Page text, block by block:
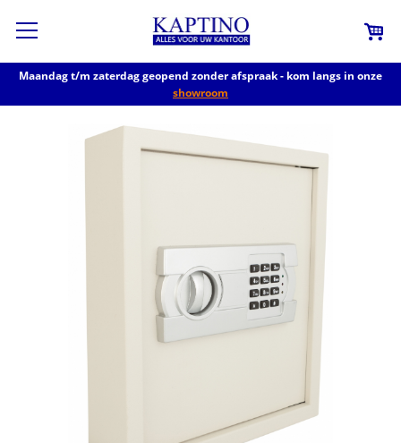
Maandag t/m zaterdag geopend zonder afspraak - kom langs in onze
showroom